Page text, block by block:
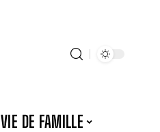
VIE DE FAMILLE